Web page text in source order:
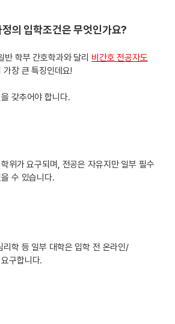
의 입학조건은 무엇인가요?
반 학부 간호학과와 달리 비간호 전공자도
가장 큰 특징인데요!
갖추어야 합니다.
위가 요구되며, 전공은 자유지만 일부 필수
수 있습니다.
리학 등 일부 대학은 입학 전 온라인/
구합니다.